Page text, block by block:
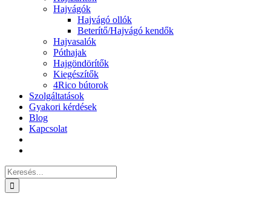
Hajvágók
Hajvágó ollók
Beterítő/Hajvágó kendők
Hajvasalók
Póthajak
Hajgöndörítők
Kiegészítők
4Rico bútorok
Szolgáltatások
Gyakori kérdések
Blog
Kapcsolat
Keresés...